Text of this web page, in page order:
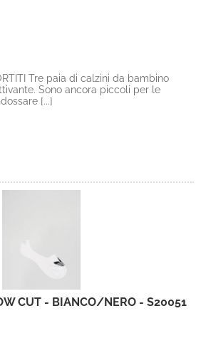
Tre paia di calzini da bambino
Sono ancora piccoli per le
[...]
CUT - BIANCO/NERO - S20051